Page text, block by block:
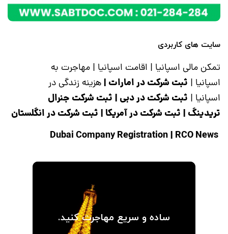
سایت های کاربردی
تمکن مالی اسپانیا | اقامت اسپانیا | مهاجرت به
اسپانیا | ثبت شرکت در امارات |هزینه زندگی در
اسپانیا | ثبت شرکت در دبی | ثبت شرکت جنرال
تریدینگ | ثبت شرکت در آمریکا | ثبت شرکت در انگلستان
| RCO News
ساده و سریع مهاجرت کنید.